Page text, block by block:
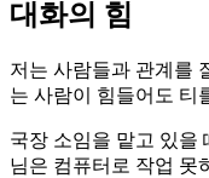
대화의 힘
저는 사람들과 관계를
는 사람이 힘들어도 티
국장 소임을 맡고 있을
님은 컴퓨터로 작업 못